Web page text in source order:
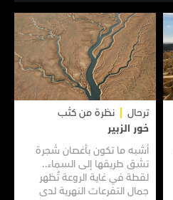
ترحال
نظرة من كثب
خور الزبير
أشبه ما تكون بأغصان شجرة
تشق طريقها إلى السماء..
لقطة في غاية الروعة تُظهر
جمال التفرعات النهرية لدى